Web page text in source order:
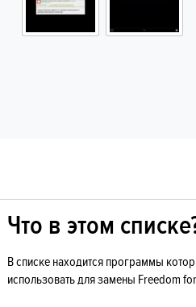
Что в этом
В списке находится программы
использовать для замены Freedom